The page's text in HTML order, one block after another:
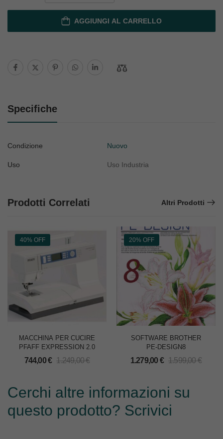
AGGIUNGI AL CARRELLO
Specifiche
Condizione Nuovo
Uso Uso Industria
Prodotti Correlati Altri Prodotti
40% OFF
MACCHINA PER CUCIRE
PFAFF EXPRESSION 2.0
744,00€ 1.249,00€
20% OFF
SOFTWARE BROTHER
PE-DESIGN8
1.279,00 € 1.599,00€
Cerchi altre informazioni su
questo prodotto? Scrivici